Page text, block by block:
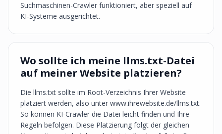
Suchmaschinen-Crawler funktioniert, aber speziell auf
KI-Systeme ausgerichtet.
Wo sollte ich meine llms.txt-Datei
auf meiner Website platzieren?
Die llms.txt sollte im Root-Verzeichnis Ihrer Website
platziert werden, also unter www.ihrewebsite.de/llms.txt.
So können KI-Crawler die Datei leicht finden und Ihre
Regeln befolgen. Diese Platzierung folgt der gleichen